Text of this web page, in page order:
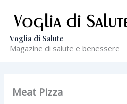
contenuto
Voglia di Salute
Magazine di salute e benessere
Meat Pizza